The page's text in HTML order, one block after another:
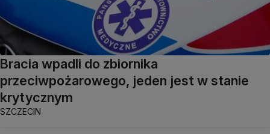
Bracia wpadli do zbiornika
przeciwpożarowego, jeden jest w stanie
krytycznym
SZCZECIN